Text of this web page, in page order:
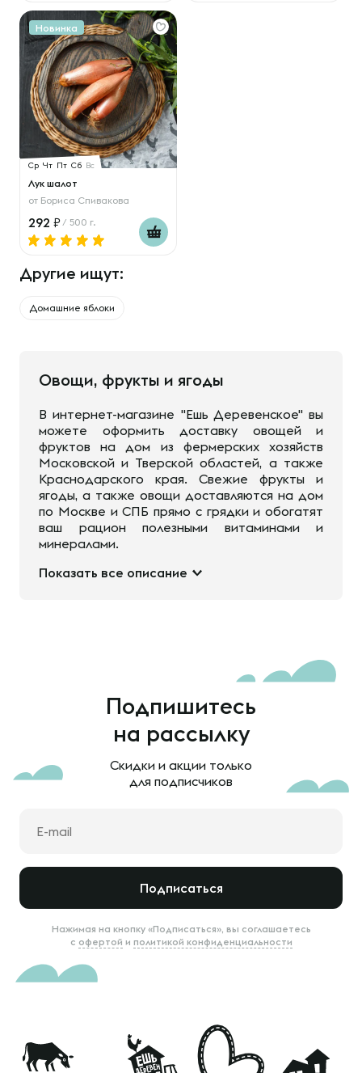
Новинка
Ср Чт Пт Сб Вс
Лук шалот
от Бориса Спивакова
292 / 500 г.
Другие ищут:
Домашние яблоки
Овощи, фрукты и ягоды
В интернет-магазине "Ешь Деревенское" вы
можете оформить доставку овощей и
фруктов на дом из фермерских хозяйств
Московской и Тверской областей, а также
Краснодарского края. Свежие фрукты и
ягоды, а также овощи доставляются на дом
по Москве и СПБ прямо с грядки и обогатят
ваш рацион полезными витаминами и
минералами.
Показать все описание
Подпишитесь
на рассылку
Скидки и акции только
для подписчиков
Подписаться
Нажимая на кнопку «Подписаться», вы соглашаетесь
с офертой и политикой конфиденциальности